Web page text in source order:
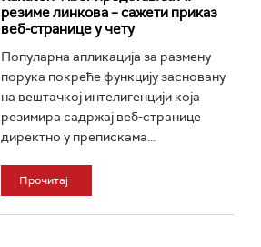
резиме линкова – сажети приказ
веб-странице у чету
Популарна апликација за размену
порука покреће функцију засновану
на вештачкој интелигенцији која
резимира садржај веб-странице
директно у препискама...
Прочитај